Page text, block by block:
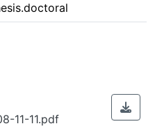
11-11.pdf